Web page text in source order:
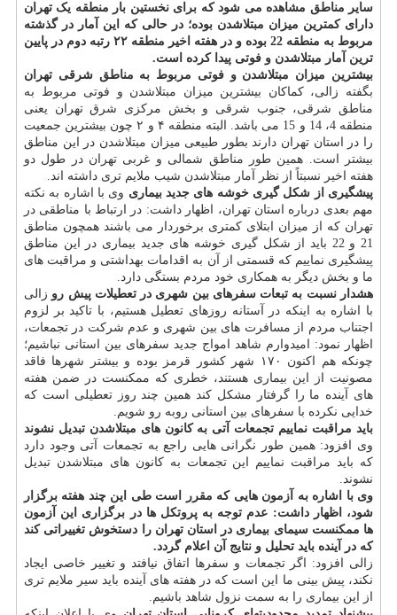
سایر مناطق مشاهده می شود که برای نخستین بار منطقه یک تهران
دارای کمترین میزان مبتلاشدن بوده؛ در حالی که این آمار در گذشته
مربوط به منطقه 22 بوده و در هفته اخیر منطقه ۲۲ رتبه دوم در پایین
ترین آمار مبتلاشدن و فوتی پیدا کرده است.
بیشترین میزان مبتلاشدن و فوتی مربوط به مناطق شرقی تهران
بگفته زالی، کماکان بیشترین میزان مبتلاشدن و فوتی مربوط به
مناطق شرقی، جنوب شرقی و بخش مرکزی شرق تهران یعنی
منطقه 4، 14 و 15 می باشد. البته منطقه ۴ و ۲ چون بیشترین جمعیت
را در استان تهران دارند بطور طبیعی میزان مبتلاشدن در این مناطق
بیشتر است. همین طور مناطق شمالی و غربی تهران در طول دو
هفته اخیر نسبتاً از نظر آمار مبتلاشدن شیب ملایم تری داشته اند.
پیشگیری از شکل گیری خوشه های جدید بیماری وی با اشاره به نکته
مهم بعدی درباره استان تهران، اظهار داشت: در ارتباط با مناطقی در
تهران که از میزان ابتلای کمتری برخوردار می باشند همچون مناطق
21 و 22 باید از شکل گیری خوشه های جدید بیماری در این مناطق
پیشگیری نماییم که قسمتی از آن به اقدامات بهداشتی و مراقبت های
ما و بخش دیگر به همکاری خود مردم بستگی دارد.
هشدار نسبت به تبعات سفرهای بین شهری در تعطیلات پیش رو زالی
با اشاره به اینکه در آستانه روزهای تعطیل هستیم، با تاکید بر لزوم
اجتناب مردم از مسافرت های بین شهری و عدم شرکت در تجمعات،
اظهار نمود: امیدوارم شاهد امواج جدید سفرهای بین استانی نباشیم؛
چونکه هم اکنون ۱۷۰ شهر کشور قرمز بوده و بیشتر شهرها فاقد
مصونیت از این بیماری هستند، خطری که ممکنست در ضمن هفته
های آینده ما را گرفتار مشکل کند همین چند روز تعطیلی است که
خدایی نکرده با سفرهای بین استانی روبه رو شویم.
باید مراقبت نماییم تجمعات آتی به کانون های مبتلاشدن تبدیل نشوند
وی افزود: همین طور نگرانی هایی راجع به تجمعات آتی وجود دارد
که باید مراقبت نماییم این تجمعات به کانون های مبتلاشدن تبدیل
نشوند.
وی با اشاره به آزمون هایی که مقرر است طی این چند هفته برگزار
شود، اظهار داشت: عدم توجه به پروتکل ها در برگزاری این آزمون
ها ممکنست سیمای بیماری در استان تهران را دستخوش تغییراتی کند
که در آینده باید تحلیل و نتایج آن اعلام گردد.
زالی افزود: اگر تجمعات و سفرها اتفاق نیافتد و تغییر خاصی ایجاد
نکند، پیش بینی ما این است که در هفته های آینده باید سیر ملایم تری
از این بیماری را به سمت نزول شاهد باشیم.